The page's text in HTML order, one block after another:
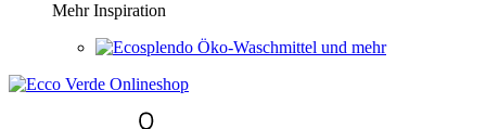
Mehr Inspiration
Öko-Waschmittel und mehr